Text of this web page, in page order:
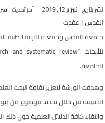
نشر بتاريخ فبراير 12, 2019 آخر تحديث فبراير
القدس | عقدت
جامعة القدس وجمعية التربية الطبية
الجامعة.
وهدفت الورشة لتعزيز ثقافة البحث
الدقيقة من خلال تحديد موضوع من
وانتقاء كافة الدلائل العلمية حول